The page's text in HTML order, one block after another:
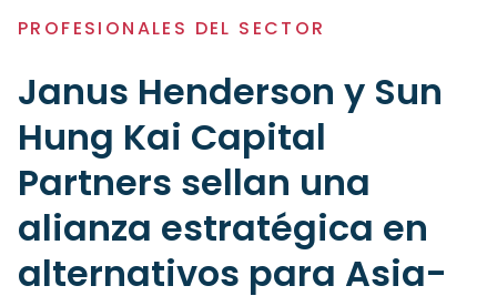
PROFESIONALES DEL SECTOR
Janus Henderson y Sun
Hung Kai Capital
Partners sellan una
alianza estratégica en
alternativos para Asia-